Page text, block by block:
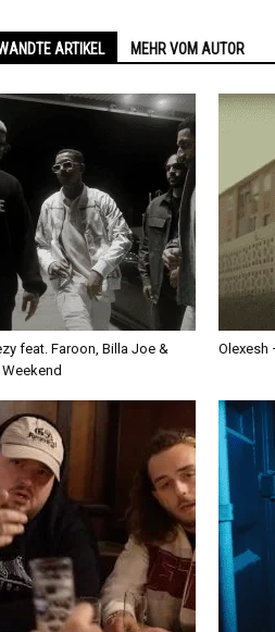
ARTIKEL MEHR VOM AUTOR
feat. Faroon, Billa Joe &
Olexesh